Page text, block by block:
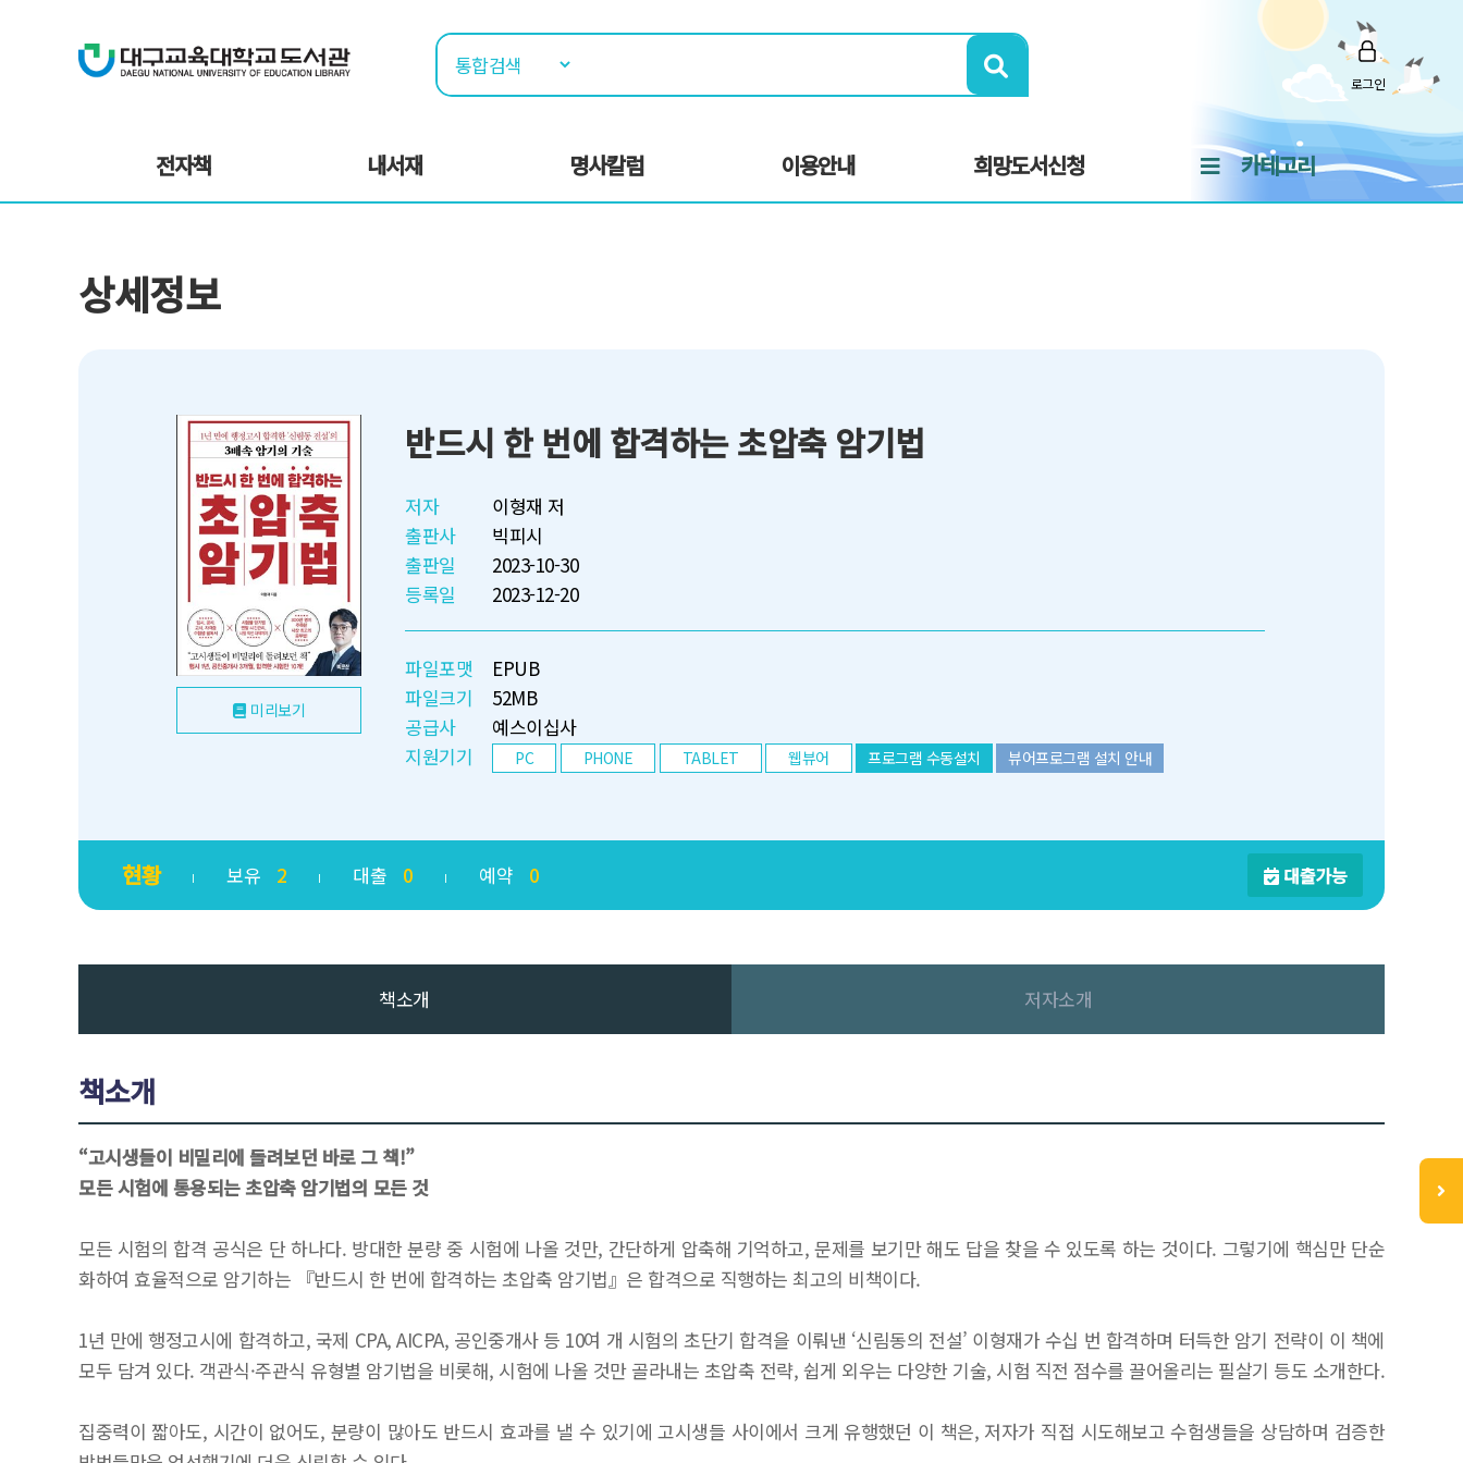
로그인
전자책 내서재 명사칼럼 이용안내 희망도서신청 카테고리
상세정보
미리보기
반드시 한 번에 합격하는 초압축 암기법
저자
이형재 저
출판사
빅피시
출판일
2023-10-30
등록일
2023-12-20
파일포맷
EPUB
파일크기
52MB
공급사
예스이십사
지원기기
PC PHONE TABLET 웹뷰어 프로그램 수동설치 뷰어프로그램 설치 안내
현황 보유 2 대출 0 예약 0 대출가능
책소개 저자소개
책소개
“고시생들이 비밀리에 돌려보던 바로 그 책!”
모든 시험에 통용되는 초압축 암기법의 모든 것
모든 시험의 합격 공식은 단 하나다. 방대한 분량 중 시험에 나올 것만, 간단하게 압축해 기억하고, 문제를 보기만 해도 답을 찾을 수 있도록 하는 것이다. 그렇기에 핵심만 단순
화하여 효율적으로 암기하는 『반드시 한 번에 합격하는 초압축 암기법』은 합격으로 직행하는 최고의 비책이다.
1년 만에 행정고시에 합격하고, 국제 CPA, AICPA, 공인중개사 등 10여 개 시험의 초단기 합격을 이뤄낸 ‘신림동의 전설’ 이형재가 수십 번 합격하며 터득한 암기 전략이 이 책에
모두 담겨 있다. 객관식·주관식 유형별 암기법을 비롯해, 시험에 나올 것만 골라내는 초압축 전략, 쉽게 외우는 다양한 기술, 시험 직전 점수를 끌어올리는 필살기 등도 소개한다.
집중력이 짧아도, 시간이 없어도, 분량이 많아도 반드시 효과를 낼 수 있기에 고시생들 사이에서 크게 유행했던 이 책은, 저자가 직접 시도해보고 수험생들을 상담하며 검증한